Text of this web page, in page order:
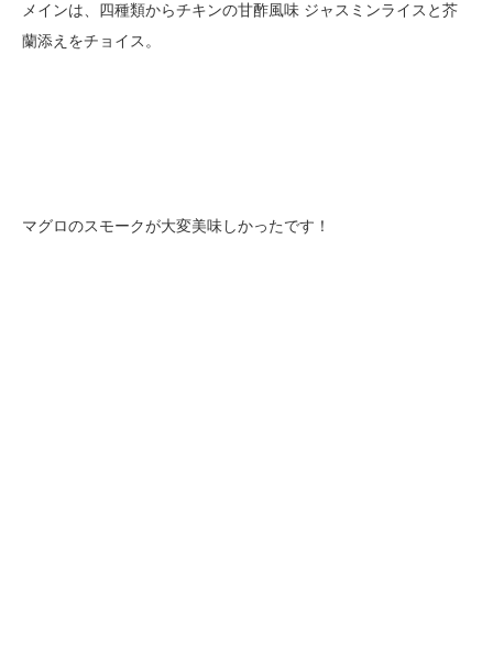
メインは、四種類からチキンの甘酢風味 ジャスミンライスと芥
蘭添えをチョイス。
マグロのスモークが大変美味しかったです！